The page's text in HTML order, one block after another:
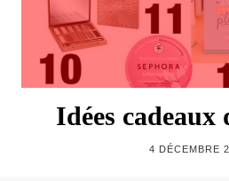
Idées
4 DÉCEMBRE